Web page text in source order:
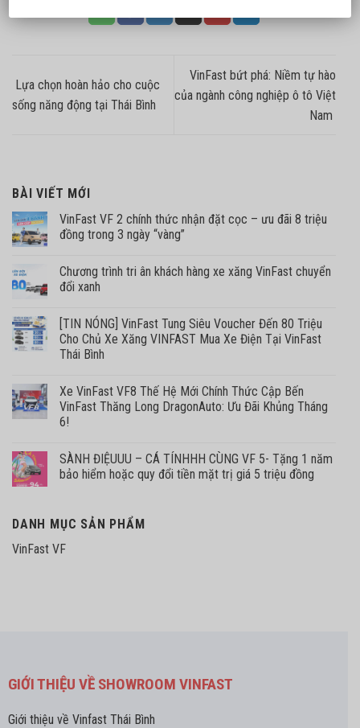
Lựa chọn hoàn hảo cho cuộc
sống năng động tại Thái Bình
VinFast bứt phá: Niềm tự hào
của ngành công nghiệp ô tô Việt
Nam
BÀI VIẾT MỚI
VinFast VF 2 chính thức nhận đặt cọc – ưu đãi 8 triệu
đồng trong 3 ngày “vàng”
Chương trình tri ân khách hàng xe xăng VinFast chuyển
đổi xanh
[TIN NÓNG] VinFast Tung Siêu Voucher Đến 80 Triệu
Cho Chủ Xe Xăng VINFAST Mua Xe Điện Tại VinFast
Thái Bình
Xe VinFast VF8 Thế Hệ Mới Chính Thức Cập Bến
VinFast Thăng Long DragonAuto: Ưu Đãi Khủng Tháng
6!
SÀNH ĐIỆUUU – CÁ TÍNHHH CÙNG VF 5- Tặng 1 năm
bảo hiểm hoặc quy đổi tiền mặt trị giá 5 triệu đồng
DANH MỤC SẢN PHẨM
VinFast VF
GIỚI THIỆU VỀ SHOWROOM VINFAST
Giới thiệu về Vinfast Thái Bình